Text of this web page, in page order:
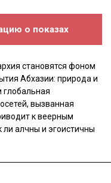
о показах
становятся фоном
Абхазии: природа и
вызванная
к веерным
ли алчны и эгоистичны